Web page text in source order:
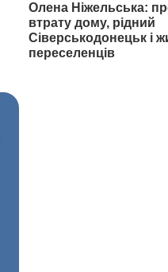
Олена Ніжельська:
втрату дому, рідний
Сіверськодонецьк і
переселенців